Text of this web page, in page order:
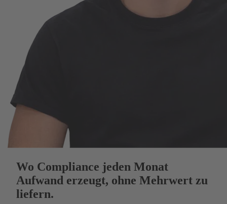
Wo Compliance jeden Monat
Aufwand erzeugt, ohne Mehrwert zu
liefern.